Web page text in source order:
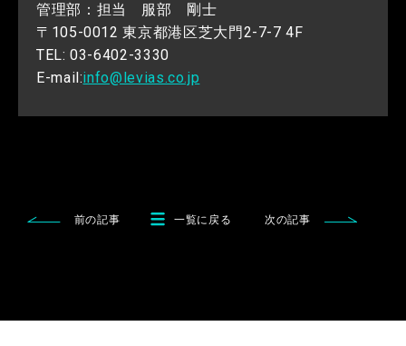
管理部：担当 服部 剛士
〒105-0012 東京都港区芝大門2-7-7 4F
TEL: 03-6402-3330
E-mail:info@levias.co.jp
前の記事 一覧に戻る 次の記事